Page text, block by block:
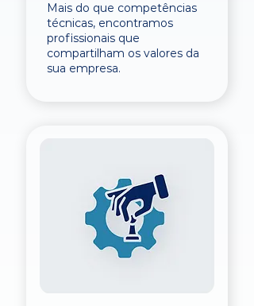
Mais do que competências
técnicas, encontramos
profissionais que
compartilham os valores da
sua empresa.